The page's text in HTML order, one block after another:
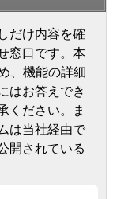
だけ内容を確
窓口です。本
、機能の詳細
はお答えでき
ください。
ま
は当社経由で
開されている